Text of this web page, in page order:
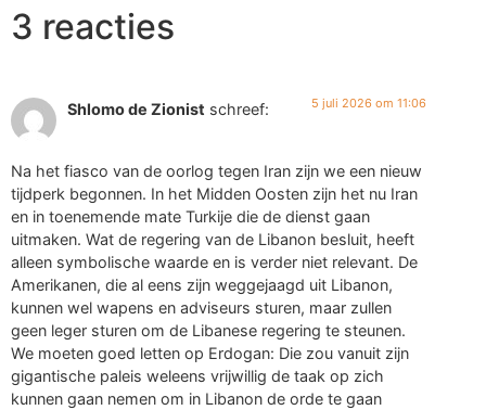
3 reacties
Shlomo de Zionist schreef: 5 juli 2026 om 11:06
Na het fiasco van de oorlog tegen Iran zijn we een nieuw
tijdperk begonnen. In het Midden Oosten zijn het nu Iran
en in toenemende mate Turkije die de dienst gaan
uitmaken. Wat de regering van de Libanon besluit, heeft
alleen symbolische waarde en is verder niet relevant. De
Amerikanen, die al eens zijn weggejaagd uit Libanon,
kunnen wel wapens en adviseurs sturen, maar zullen
geen leger sturen om de Libanese regering te steunen.
We moeten goed letten op Erdogan: Die zou vanuit zijn
gigantische paleis weleens vrijwillig de taak op zich
kunnen gaan nemen om in Libanon de orde te gaan